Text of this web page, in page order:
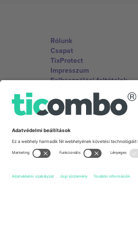
Rólunk
Csapat
TixProtect
Impresszum
Felhasználási feltételek
Partnerprogram